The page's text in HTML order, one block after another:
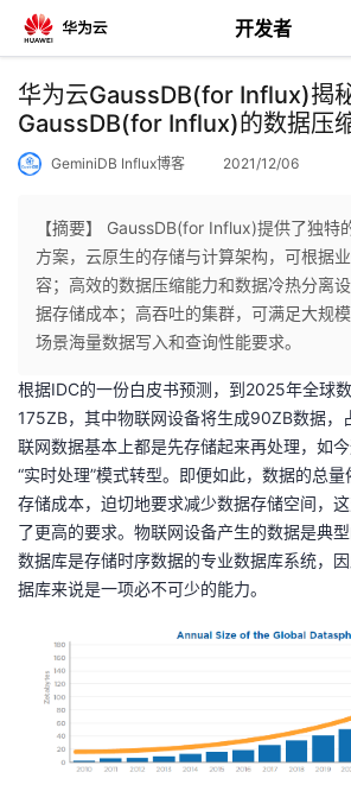
开发者
返
回
个
人
主
页
我
的
开
发
者
的
博
我
的
我
华为云GaussDB(for Influx)揭
GaussDB(for Influx)的数据压
GeminiDB Influx博客 2021/12/06
【摘要】 GaussDB(for Influx)提供了独特
方案，云原生的存储与计算架构，可根据
容；高效的数据压缩能力和数据冷热分离
据存储成本；高吞吐的集群，可满足大规
场景海量数据写入和查询性能要求。
根据IDC的一份白皮书预测，到2025年全球
175ZB，其中物联网设备将生成90ZB数据，
联网数据基本上都是先存储起来再处理，如
“实时处理”模式转型。即便如此，数据的总
存储成本，迫切地要求减少数据存储空间，
了更高的要求。物联网设备产生的数据是典
数据库是存储时序数据的专业数据库系统，
据库来说是一项必不可少的能力。